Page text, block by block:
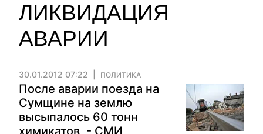
ЛИКВИДАЦИЯ
АВАРИИ
30.01.2012 07:22 ПОЛИТИКА
После аварии поезда на
Сумщине на землю
высыпалось 60 тонн
химикатов, - СМИ